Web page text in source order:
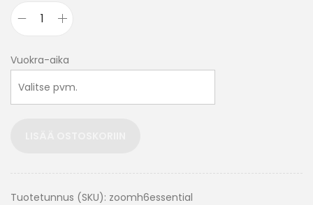
Vuokra-aika
Tuotetunnus (SKU): zoomh6essential